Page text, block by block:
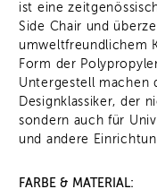
ist eine
Side Chair und
umweltfreundlichem
Form der
Untergestell machen
Designklassiker, der
sondern auch für
und andere
FARBE & MATERIAL: